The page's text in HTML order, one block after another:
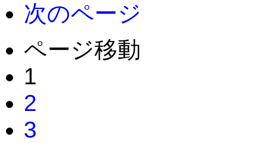
次のページ
ページ移動
1
2
3